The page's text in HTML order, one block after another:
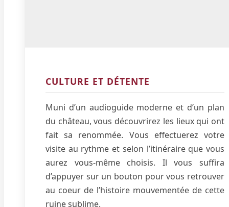
CULTURE ET DÉTENTE
Muni d’un audioguide moderne et d’un plan
du château, vous découvrirez les lieux qui ont
fait sa renommée. Vous effectuerez votre
visite au rythme et selon l’itinéraire que vous
aurez vous-même choisis. Il vous suffira
d’appuyer sur un bouton pour vous retrouver
au coeur de l’histoire mouvementée de cette
ruine sublime.